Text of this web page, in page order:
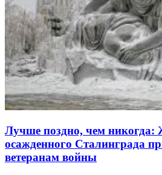
Лучше поздно, чем никогда:
осажденного Сталинграда
ветеранам войны